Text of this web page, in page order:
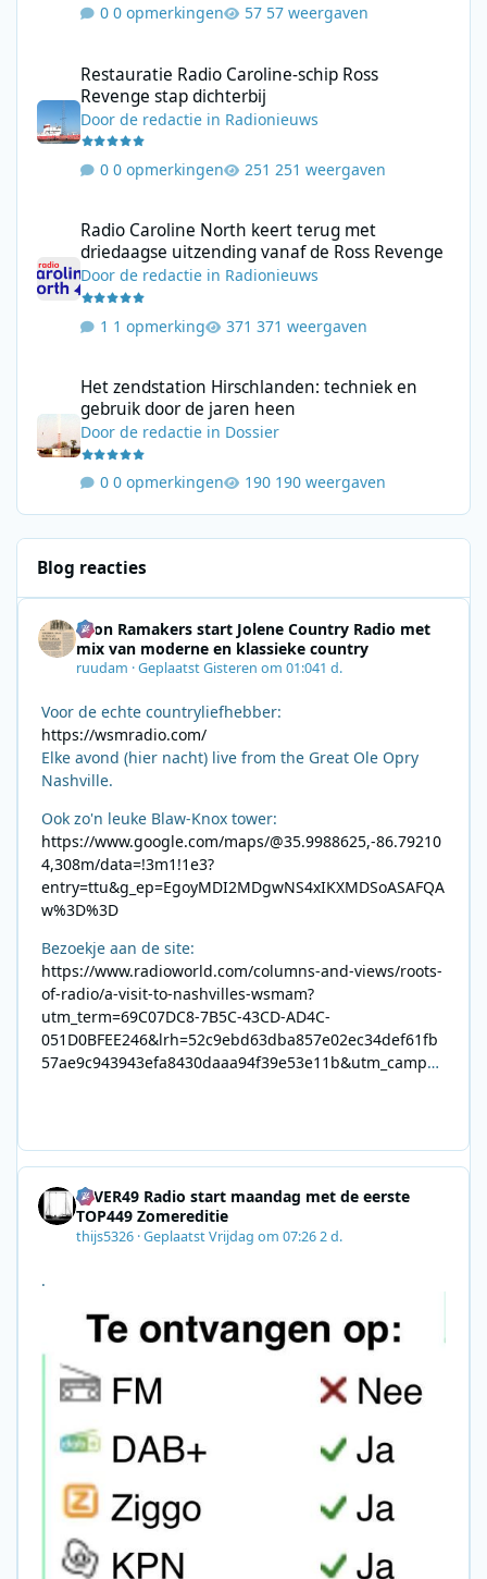
0 opmerkingen 57 weergaven
Restauratie Radio Caroline-schip Ross
Revenge stap dichterbij
Doorde redactie in Radionieuws
0 opmerkingen 251 weergaven
Radio Caroline North keert terug met
driedaagse uitzending vanaf de Ross Revenge
Doorde redactie in Radionieuws
1 opmerking 371 weergaven
Het zendstation Hirschlanden: techniek en
gebruik door de jaren heen
Doorde redactie in Dossier
0 opmerkingen 190 weergaven
Blog reacties
Leon Ramakers start Jolene Country Radio met
mix van moderne en klassieke country
ruudam ·GeplaatstGisteren om 01:041 d.
Voor de echte countryliefhebber:
https://wsmradio.com/
Elke avond (hier nacht) live from the Great Ole Opry
Nashville.
Ook zo'n leuke Blaw-Knox tower:
https://www.google.com/maps/@35.9988625,-86.79210
4,308m/data=!3m1!1e3?
entry=ttu&g_ep=EgoyMDI2MDgwNS4xIKXMDSoASAFQA
w%3D%3D
Bezoekje aan de site:
https://www.radioworld.com/columns-and-views/roots-
of-radio/a-visit-to-nashvilles-wsmam?
utm_term=69C07DC8-7B5C-43CD-AD4C-
051D0BFEE246&lrh=52c9ebd63dba857e02ec34def61fb
57ae9c943943efa8430daaa94f39e53e11b&utm_campai
8F09201A140D&utm_source=SmartBrief
4EVER49 Radio start maandag met de eerste
TOP449 Zomereditie
thijs5326 ·GeplaatstVrijdag om 07:262 d.
.